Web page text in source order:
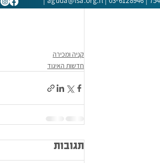
קניה ומכירה
חדשות האיגוד
תגובות